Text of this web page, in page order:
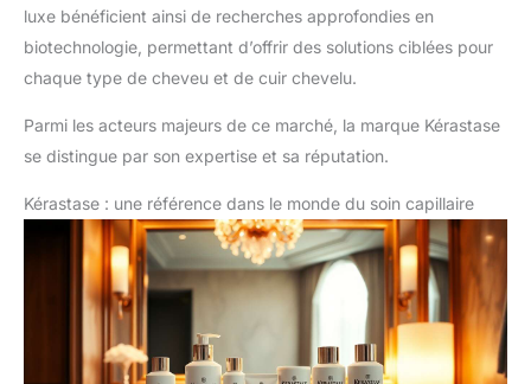
luxe bénéficient ainsi de recherches approfondies en
biotechnologie, permettant d’offrir des solutions ciblées pour
chaque type de cheveu et de cuir chevelu.
Parmi les acteurs majeurs de ce marché, la marque Kérastase
se distingue par son expertise et sa réputation.
Kérastase : une référence dans le monde du soin capillaire